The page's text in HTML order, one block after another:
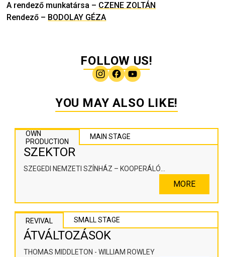
A rendező munkatársa – CZENE ZOLTÁN
Rendező – BODOLAY GÉZA
FOLLOW US!
YOU MAY ALSO LIKE!
OWN
PRODUCTION
MAIN STAGE
SZEKTOR
SZEGEDI NEMZETI SZÍNHÁZ – KOOPERÁLÓ
MORE
REVIVAL SMALL STAGE
ÁTVÁLTOZÁSOK
THOMAS MIDDLETON - WILLIAM ROWLEY